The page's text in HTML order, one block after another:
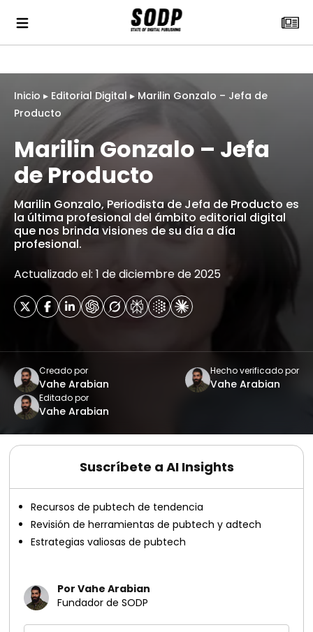
Inicio ▸ Editorial Digital ▸ Marilin Gonzalo – Jefa de
Producto
Marilin Gonzalo – Jefa
de Producto
Marilin Gonzalo, Periodista de Jefa de Producto es
la última profesional del ámbito editorial digital
que nos brinda visiones de su día a día
profesional.
Actualizado el: 1 de diciembre de 2025
Creado por
Vahe Arabian
Hecho verificado por
Vahe Arabian
Editado por
Vahe Arabian
Suscríbete a AI Insights
Recursos de pubtech de tendencia
Revisión de herramientas de pubtech y adtech
Estrategias valiosas de pubtech
Por Vahe Arabian
Fundador de SODP